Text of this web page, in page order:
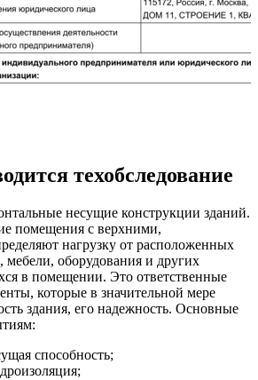
техобследование
несущие конструкции зданий.
помещения с верхними,
нагрузку от расположенных
мебели, оборудования и других
в помещении. Это ответственные
которые в значительной мере
здания, его надежность. Основные
способность;